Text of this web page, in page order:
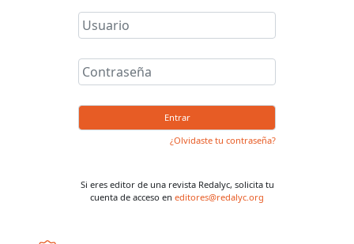
Entrar
¿Olvidaste tu contraseña?
Si eres editor de una revista Redalyc, solicita tu
cuenta de acceso en editores@redalyc.org